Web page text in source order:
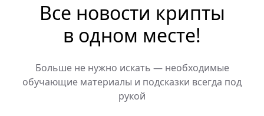
Все новости крипты
в одном месте!
Больше не нужно искать — необходимые
обучающие материалы и подсказки всегда под
рукой
Популярные новости:
Мем-монета BP на Solana
взлетела на 608%
Криптокит
обвале XVS